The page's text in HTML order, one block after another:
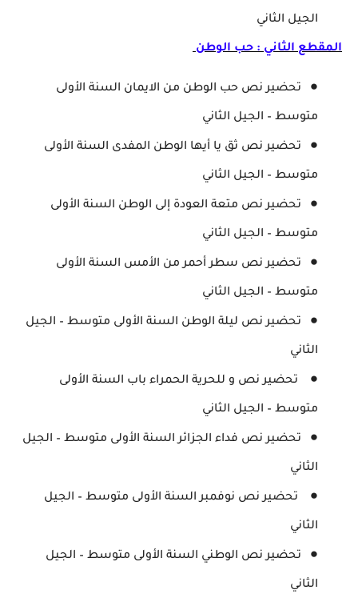
الجيل الثاني
المقطع الثاني : حب الوطن
تحضير نص حب الوطن من الايمان السنة الأولى
متوسط – الجيل الثاني
تحضير نص ثق يا أيها الوطن المفدى السنة الأولى
متوسط – الجيل الثاني
تحضير نص متعة العودة إلى الوطن السنة الأولى
متوسط – الجيل الثاني
تحضير نص سطر أحمر من الأمس السنة الأولى
متوسط – الجيل الثاني
تحضير نص ليلة الوطن السنة الأولى متوسط – الجيل
الثاني
تحضير نص و للحرية الحمراء باب السنة الأولى
متوسط – الجيل الثاني
تحضير نص فداء الجزائر السنة الأولى متوسط – الجيل
الثاني
تحضير نص نوفمبر السنة الأولى متوسط – الجيل
الثاني
تحضير نص الوطني السنة الأولى متوسط – الجيل
الثاني